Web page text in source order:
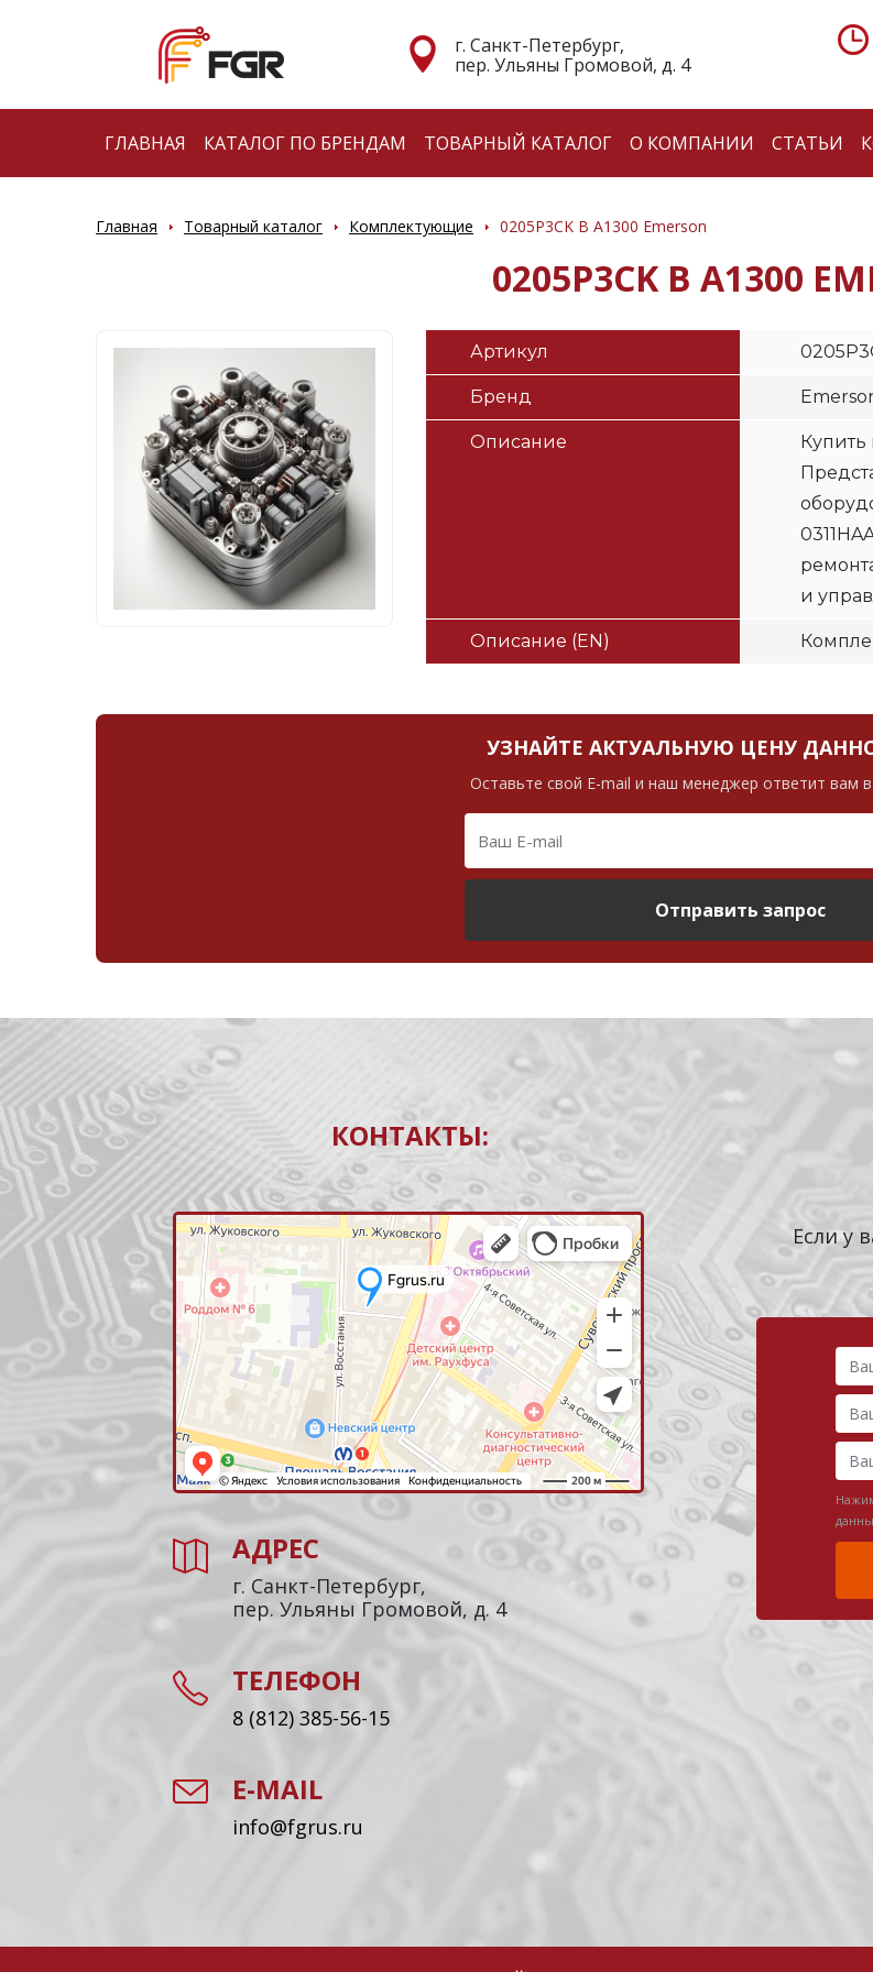
г. Санкт-Петербург,
пер. Ульяны Громовой, д. 4
ГЛАВНАЯ КАТАЛОГ ПО БРЕНДАМ ТОВАРНЫЙ КАТАЛОГ О КОМПАНИИ СТАТЬИ
Главная Товарный каталог Комплектующие 0205P3CK B A1300 Emerson
0205P3CK B A1300
Артикул
Бренд
Описание
Купить
и
Описание (EN)
УЗНАЙТЕ АКТУАЛЬНУЮ ЦЕНУ
Оставьте свой E-mail и наш менеджер ответит вам
Отправить запрос
КОНТАКТЫ:
АДРЕС
г. Санкт-Петербург,
пер. Ульяны Громовой, д. 4
ТЕЛЕФОН
8 (812) 385-56-15
E-MAIL
info@fgrus.ru
Если у